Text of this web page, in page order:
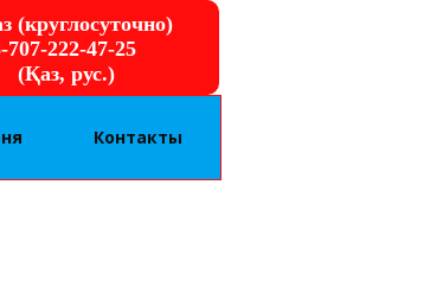
Контакты
(круглосуточно)
707-222-47-25
(Қаз, рус.)